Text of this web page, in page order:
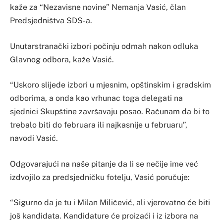
kaže za “Nezavisne novine” Nemanja Vasić, član
Predsjedništva SDS-a.
Unutarstranački izbori počinju odmah nakon odluka
Glavnog odbora, kaže Vasić.
“Uskoro slijede izbori u mjesnim, opštinskim i gradskim
odborima, a onda kao vrhunac toga delegati na
sjednici Skupštine završavaju posao. Računam da bi to
trebalo biti do februara ili najkasnije u februaru”,
navodi Vasić.
Odgovarajući na naše pitanje da li se nečije ime već
izdvojilo za predsjedničku fotelju, Vasić poručuje:
“Sigurno da je tu i Milan Miličević, ali vjerovatno će biti
još kandidata. Kandidature će proizaći i iz izbora na